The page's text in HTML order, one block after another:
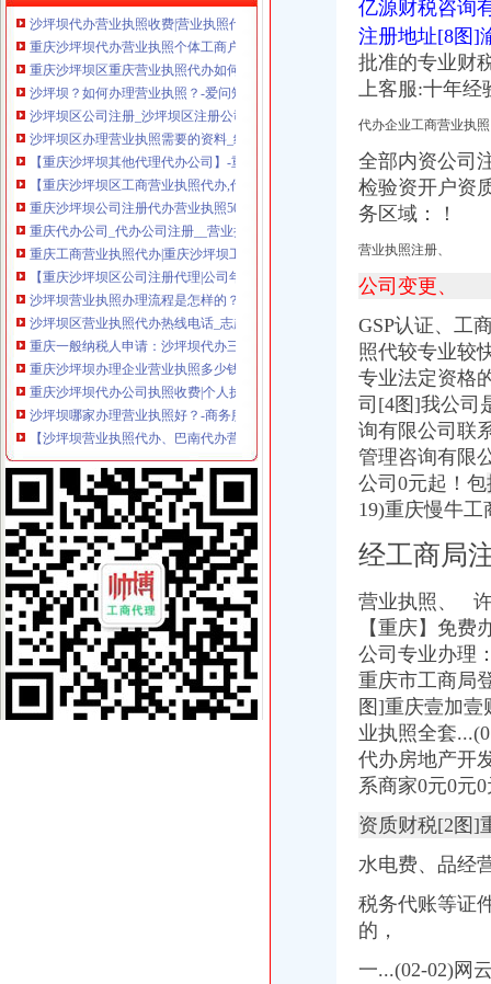
重庆沙坪坝代办营业执照个体工商户办照程序_【公司注册服务】
重庆沙坪坝区重庆营业执照代办如何办理营业执照_志趣网
沙坪坝？如何办理营业执照？-爱问知识人
沙坪坝区公司注册_沙坪坝区注册公司_沙坪坝区代办注册公司_沙坪坝
沙坪坝区办理营业执照需要的资料_经济论坛_论坛_天涯社区
【重庆沙坪坝其他代理代办公司】-重庆赶集网
【重庆沙坪坝区工商营业执照代办,代理记账公司】价格_电话_地址
重庆沙坪坝公司注册代办营业执照500元搞定可提供地址_第1页_重庆
重庆代办公司_代办公司注册__营业执照_代理工商登记_分公司_个体
重庆工商营业执照代办|重庆沙坪坝工商营业执照代办|重庆九龙坡工商
【重庆沙坪坝区公司注册代理|公司年检代办|代办注册公司价格】-重庆
沙坪坝营业执照办理流程是怎样的？-爱问知识人
沙坪坝区营业执照代办热线电话_志趣网
重庆一般纳税人申请：沙坪坝代办三峡广场营业执照所需要的资料-重
重庆沙坪坝办理企业营业执照多少钱-商务服务-水母网
重庆沙坪坝代办公司执照收费|个人执照代办-益记财务公司_【会计服务
沙坪坝哪家办理营业执照好？-商务服务-中国金属新闻网
【沙坪坝营业执照代办、巴南代办营业执照【渝盾】】厂家,价格,图
重庆市沙坪坝区营业执照代办联系电话_【公司注册服务
【沙区工商代办执照】-沙坪坝沙坪坝易登网
重庆沙坪坝办理企业营业执照多少钱-咨询培训-久久信息网
重庆一般纳税人申请：沙坪坝工商代办公司沙坪坝高铁站旁边的代理营
沙坪坝区行政中心工商局办理营业执照_重庆市公开信箱
沙坪坝：设工商便民服务网络可接投诉可代办执照_重庆频道_凤凰网
【58同城】营业执照代办营业执照代办
重庆工商代办_重庆代办工商注册_代办营业执照公司排名【推荐】_重-
重庆沙坪坝企业营业执照代办代办理营业执照-益记财务公司_【会计服
在沙坪坝找个靠得住的工商**营业执照公司重庆公司注册今题网
重庆市工商咨询代办重庆工商代办咨询重庆工商执照-重庆58同城
重庆一般纳税人申请：代办执照100元起,代账报税150元起-重庆爱问
沙坪坝：设工商便民服务网络可接投诉可代办执照-今日重庆-华龙网
沙坪坝工商**小龙坎附近代理营业执照代账公司重庆公司注册今题网
重庆代办工商营业执照多少钱?代办公司注册费用_go15_新浪博客
沙坪坝区投资公司工商代理—沙坪坝区—小龙坎—快点8分类信息网
沙坪坝有没有办营业执照的公司呢-商务服务-中国金属新闻网
【沙坪坝附近代理记账会计沙坪坝附近营业执照代办】-沙坪坝沙坪坝
重庆沙坪坝区重庆工商代办公司注册资本登记制度_志趣网
重庆沙坪坝办理营业执照所需要的资料是什么？-爱问知识人
建材市场设便民服务点可投诉可代办执照|沙坪坝|沙坪坝区_凤凰资讯
亿源财税咨询
注册地址[8图]
批准的专业财
上客服:十年经
代办企业工商营业执
全部内资公司
检验资开户资
务区域：！
营业执照注册、
公司变更、
GSP认证、工
照代较专业较
专业法定资格
司[4图]我公司
询有限公司联
管理咨询有限
公司0元起！包
19)重庆慢牛
经工商局
营业执照、 许
【重庆】免
公司专业办理
重庆市工商局
图]重庆壹加
业执照全套
代办房地产开
系商家0元0元
资质财税[2图]
水电费、品经
税务代账等证
的，
一...(02-02)网